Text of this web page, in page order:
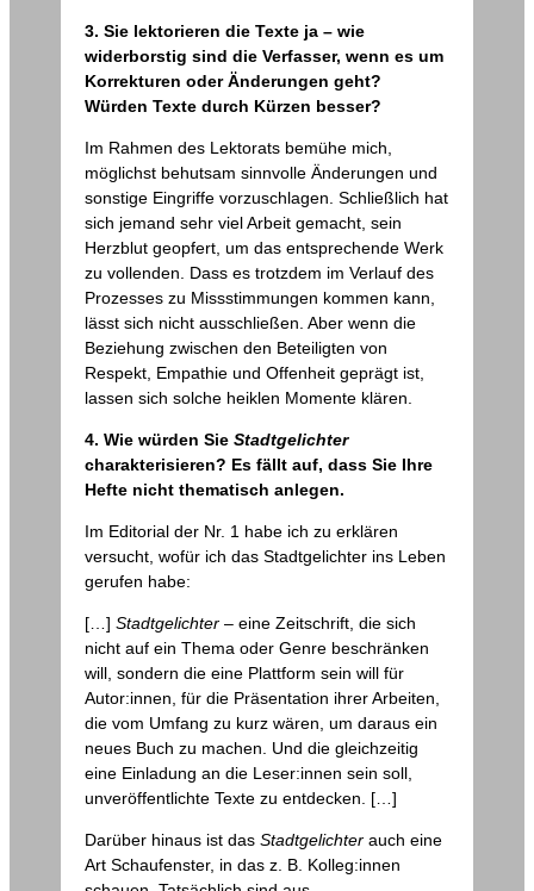
3. Sie lektorieren die Texte ja – wie
widerborstig sind die Verfasser, wenn es um
Korrekturen oder Änderungen geht?
Würden Texte durch Kürzen besser?
Im Rahmen des Lektorats bemühe mich,
möglichst behutsam sinnvolle Änderungen und
sonstige Eingriffe vorzuschlagen. Schließlich hat
sich jemand sehr viel Arbeit gemacht, sein
Herzblut geopfert, um das entsprechende Werk
zu vollenden. Dass es trotzdem im Verlauf des
Prozesses zu Missstimmungen kommen kann,
lässt sich nicht ausschließen. Aber wenn die
Beziehung zwischen den Beteiligten von
Respekt, Empathie und Offenheit geprägt ist,
lassen sich solche heiklen Momente klären.
4. Wie würden SieStadtgelichter
charakterisieren? Es fällt auf, dass Sie Ihre
Hefte nicht thematisch anlegen.
Im Editorial der Nr. 1 habe ich zu erklären
versucht, wofür ich das Stadtgelichter ins Leben
gerufen habe:
[…]Stadtgelichter – eine Zeitschrift, die sich
nicht auf ein Thema oder Genre beschränken
will, sondern die eine Plattform sein will für
Autor:innen, für die Präsentation ihrer Arbeiten,
die vom Umfang zu kurz wären, um daraus ein
neues Buch zu machen. Und die gleichzeitig
eine Einladung an die Leser:innen sein soll,
unveröffentlichte Texte zu entdecken. […]
Darüber hinaus ist dasStadtgelichter auch eine
Art Schaufenster, in das z. B. Kolleg:innen